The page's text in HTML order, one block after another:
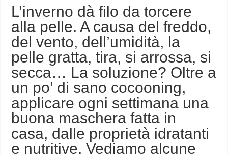
viso
fai-
da-
te:
speciale
cocooning!
L’inverno dà filo da torcere
alla pelle. A causa del freddo,
del vento, dell’umidità, la
pelle gratta, tira, si arrossa, si
secca… La soluzione? Oltre a
un po’ di sano cocooning,
applicare ogni settimana una
buona maschera fatta in
casa, dalle proprietà idratanti
e nutritive. Vediamo alcune